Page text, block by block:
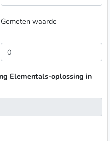
Gemeten waarde
Elementals-oplossing in